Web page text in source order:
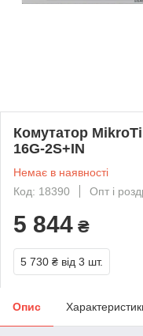
Комутатор
16G-2S+IN
Немає в наявності
Код: 18390
Опт і
5 844 ₴
5 730 ₴ від 3 шт.
Опис